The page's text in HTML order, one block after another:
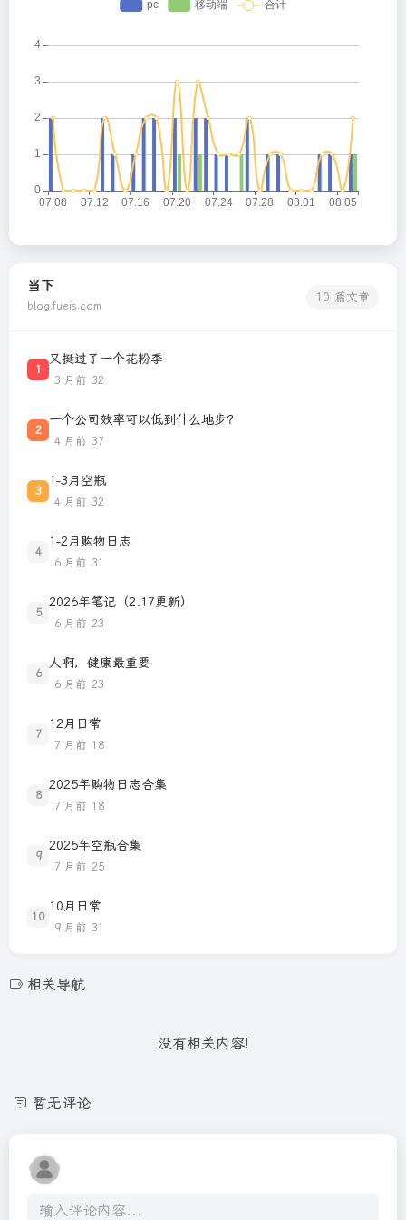
当下
blog.fueis.com
10 篇文章
1
又挺过了一个花粉季
3 月前 32
2
一个公司效率可以低到什么地步？
4 月前 37
3
1-3月空瓶
4 月前 32
4
1-2月购物日志
6 月前 31
5
2026年笔记（2.17更新）
6 月前 23
6
人啊，健康最重要
6 月前 23
7
12月日常
7 月前 18
8
2025年购物日志合集
7 月前 18
9
2025年空瓶合集
7 月前 25
10
10月日常
9 月前 31
相关导航
没有相关内容!
暂无评论